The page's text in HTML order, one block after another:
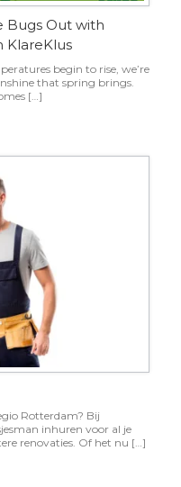
Bugs Out with
KlareKlus
begin to rise, we’re
that spring brings.
[…]
Rotterdam? Bij
inhuren voor al je
renovaties. Of het nu […]